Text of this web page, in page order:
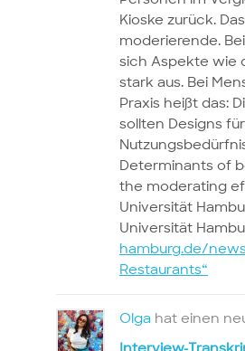
Kioske zurück.
moderierende.
sich Aspekte wie
stark aus. Bei
Praxis heißt das:
sollten Designs
Determinants of
the moderating
Universität
Universität
hamburg.de/
Restaurants“
Olga hat einen